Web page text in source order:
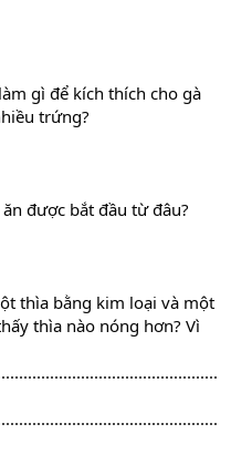
gì để kích thích cho gà
trứng?
được bắt đầu từ đâu?
thìa bằng kim loại và một
thìa nào nóng hơn? Vì